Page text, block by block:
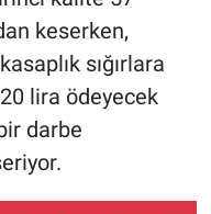
keserken,
sığırlara
lira ödeyecek
darbe